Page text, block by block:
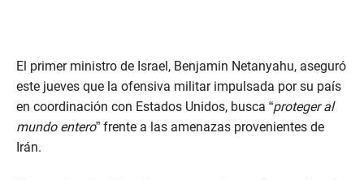
El primer ministro de Israel, Benjamin Netanyahu, aseguró
este jueves que la ofensiva militar impulsada por su país
en coordinación con Estados Unidos, busca “proteger al
mundo entero” frente a las amenazas provenientes de
Irán.